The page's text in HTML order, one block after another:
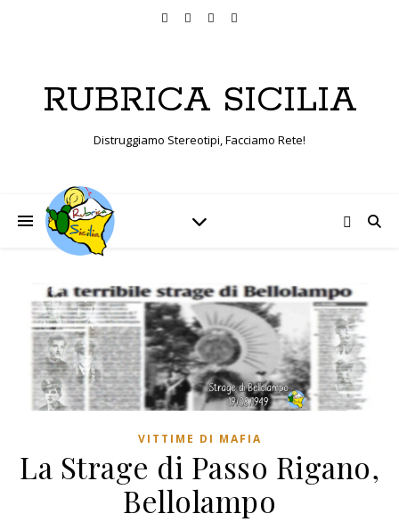
RUBRICA SICILIA
Distruggiamo Stereotipi, Facciamo Rete!
VITTIME DI MAFIA
La Strage di Passo Rigano,
Bellolampo